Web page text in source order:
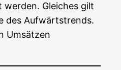
wer­den. Glei­ches gilt
des Auf­wärts­trends.
Umsät­zen